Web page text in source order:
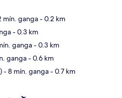
mín. ganga- 0.2 km
- 0.3 km
ganga- 0.3 km
ganga- 0.6 km
- 8 mín. ganga- 0.7 km